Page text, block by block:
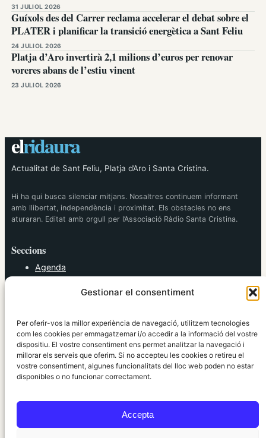
Gestionar el consentiment
Per oferir-vos la millor experiència de navegació, utilitzem tecnologies
com les cookies per emmagatzemar i/o accedir a la informació del vostre
dispositiu. El vostre consentiment ens permet analitzar la navegació i
millorar els serveis que oferim. Si no accepteu les cookies o retireu el
vostre consentiment, algunes funcionalitats del lloc web poden no estar
disponibles o no funcionar correctament.
Accepta
31 JULIOL 2026
Guíxols des del Carrer reclama accelerar el debat sobre el
PLATER i planificar la transició energètica a Sant Feliu
24 JULIOL 2026
Platja d’Aro invertirà 2,1 milions d’euros per renovar
voreres abans de l’estiu vinent
23 JULIOL 2026
elridaura
Actualitat de Sant Feliu, Platja d’Aro i Santa Cristina.
Hi ha qui busca silenciar mitjans. Nosaltres continuem informant
amb llibertat, independència i proximitat. Els obstacles no ens
aturaran. Editat amb orgull per l’Associació Ràdio Santa Cristina.
Seccions
Agenda
Política
Societat
Tendències
elRidaura.com